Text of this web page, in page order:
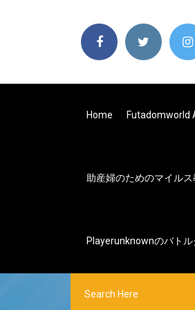
Home Futadomworld
助産婦のためのマイル
Playerunknownのバト